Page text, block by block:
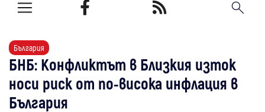
България
БНБ: Конфликтът в Близкия изток
носи риск от по-висока инфлация в
България